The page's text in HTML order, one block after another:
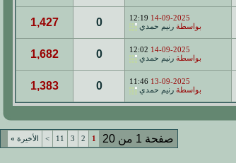
14-09-2025
12:19
بواسطة رنيم حمدي 0
1,427
14-09-2025
12:02
بواسطة رنيم حمدي 0
1,682
13-09-2025
11:46
بواسطة رنيم حمدي 0
1,383
صفحة 1 من 20 1
2
3
11
> الأخيرة »